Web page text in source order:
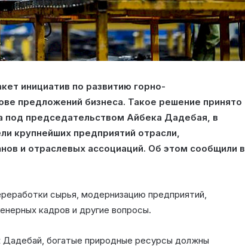
инициатив по развитию горно-
предложений бизнеса. Такое решение принято
под председательством Айбека Дадебая, в
крупнейших предприятий отрасли,
и отраслевых ассоциаций. Об этом сообщили в
сырья, модернизацию предприятий,
кадров и другие вопросы.
богатые природные ресурсы должны